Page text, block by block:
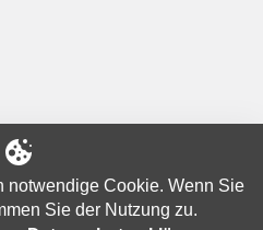
notwendige Cookie. Wenn Sie
Sie der Nutzung zu.